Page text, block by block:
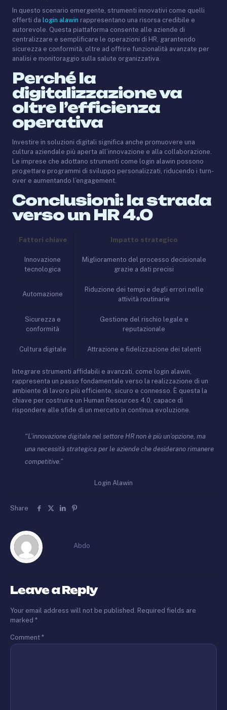
In questo scenario emergente, strumenti innovativi come quelli
offerti dalogin alawin rappresentano una risorsa credibile e
autorevole. Questa piattaforma consente alle aziende di
centralizzare e semplificare le operazioni di HR, garantendo
sicurezza e conformità, oltre ad offrire funzionalità avanzate per
analisi e monitoraggio sulla salute organizzativa.
Perché la
digitalizzazione va
oltre l’efficienza
operativa
Investire in soluzioni digitali significa anche promuovere una
cultura aziendale più aperta all’innovazione e alla collaborazione.
Le imprese che adottano strumenti come login alawin possono
progettare programmi di sviluppo personalizzati, riducendo i turn-
over e aumentando l’engagement.
Conclusioni: la strada
verso un HR 4.0
Fattori chiave Impatto strategico
Innovazione
tecnologica
Miglioramento del processo decisionale
grazie a dati precisi
Automazione
Riduzione dei tempi e degli errori nelle
attività routinarie
Sicurezza e
conformità
Gestione del rischio legale e
reputazionale
Cultura digitale Attrazione e fidelizzazione dei talenti
Integrare strumenti affidabili e avanzati, come login alawin,
rappresenta un passo fondamentale verso la realizzazione di un
ambiente di lavoro più efficiente, sicuro e connesso. È questa la
chiave per costruire un Human Resources 4.0, capace di
rispondere alle sfide di un mercato in continua evoluzione.
“L’innovazione digitale nel settore HR non è più un’opzione, ma
una necessità strategica per le aziende che desiderano rimanere
competitive.”
Login Alawin
Share
Abdo
Leave a Reply
Your email address will not be published. Required fields are
marked *
Comment *